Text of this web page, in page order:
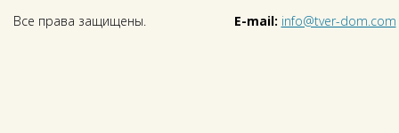
Все права защищены.
E-mail: info@tver-dom.com